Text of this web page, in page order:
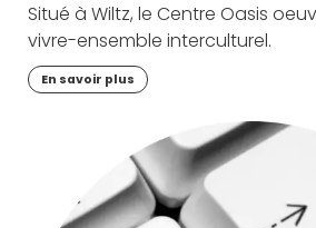
Situé à Wiltz, le Centre Oasis
vivre-ensemble interculturel.
En savoir plus